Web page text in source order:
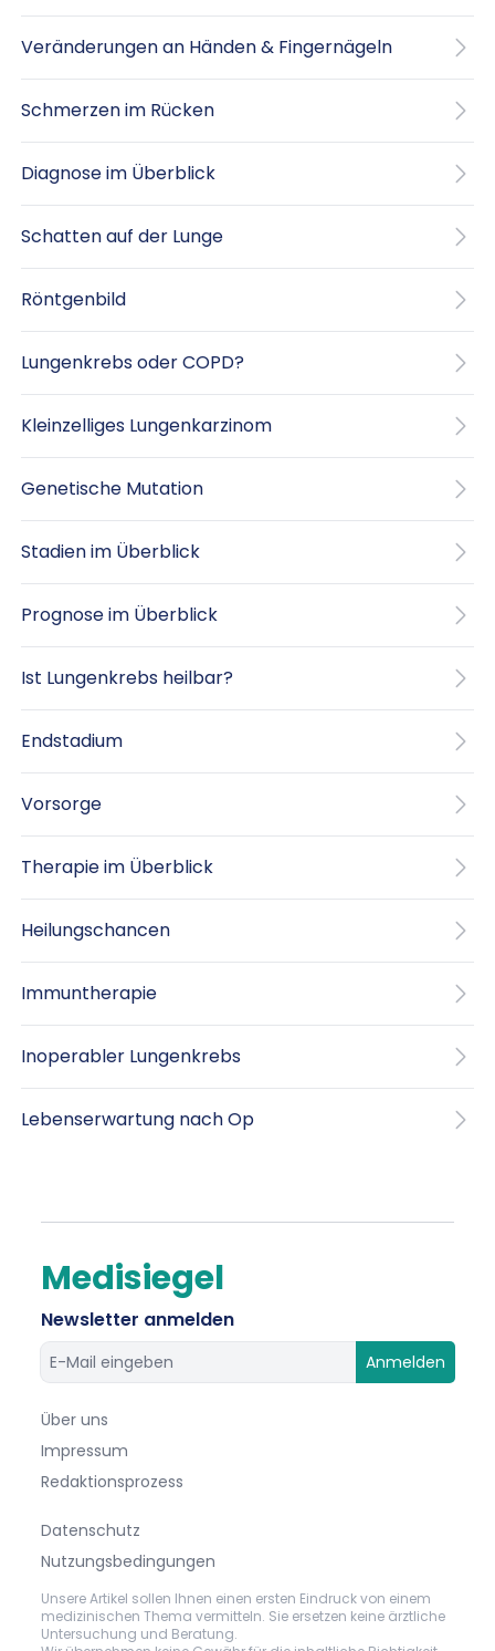
Veränderungen an Händen & Fingernägeln
Schmerzen im Rücken
Diagnose im Überblick
Schatten auf der Lunge
Röntgenbild
Lungenkrebs oder COPD?
Kleinzelliges Lungenkarzinom
Genetische Mutation
Stadien im Überblick
Prognose im Überblick
Ist Lungenkrebs heilbar?
Endstadium
Vorsorge
Therapie im Überblick
Heilungschancen
Immuntherapie
Inoperabler Lungenkrebs
Lebenserwartung nach Op
Medisiegel
Newsletter anmelden
Anmelden
Über uns
Impressum
Redaktionsprozess
Datenschutz
Nutzungsbedingungen
Unsere Artikel sollen Ihnen einen ersten Eindruck von einem
medizinischen Thema vermitteln. Sie ersetzen keine ärztliche
Untersuchung und Beratung.